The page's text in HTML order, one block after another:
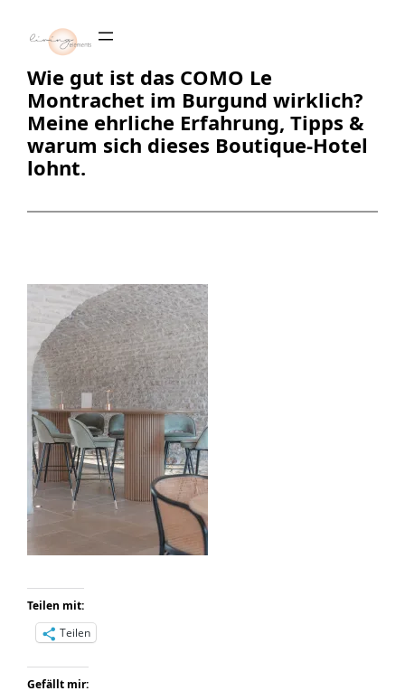
Inhalt
springen
Wie gut ist das COMO Le
Montrachet im Burgund wirklich?
Meine ehrliche Erfahrung, Tipps &
warum sich dieses Boutique-Hotel
lohnt.
Teilen mit:
Teilen
Gefällt mir: